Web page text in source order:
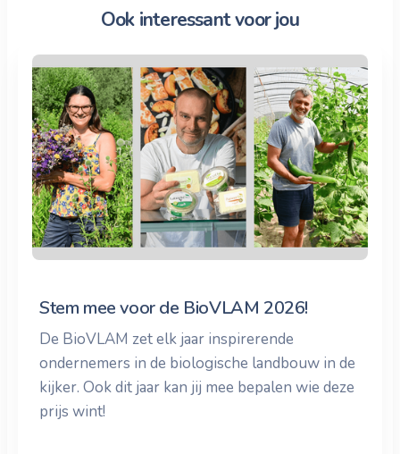
Ook interessant voor jou
Stem mee voor de BioVLAM 2026!
De BioVLAM zet elk jaar inspirerende
ondernemers in de biologische landbouw in de
kijker. Ook dit jaar kan jij mee bepalen wie deze
prijs wint!